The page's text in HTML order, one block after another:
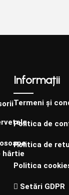
hârtie
Informații
Termeni și
Politica de
Politica de
Politica
Setări GDPR